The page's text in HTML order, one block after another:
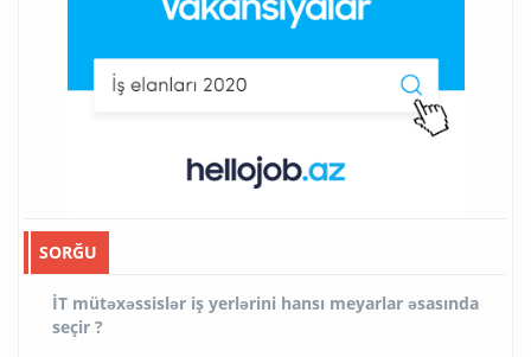
SORĞU
İT mütəxəssislər iş yerlərini hansı meyarlar əsasında
seçir ?